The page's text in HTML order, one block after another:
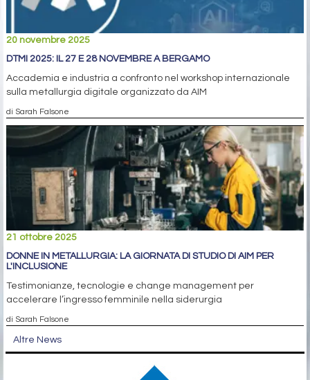
20 novembre 2025
DTMI 2025: IL 27 E 28 NOVEMBRE A BERGAMO
Accademia e industria a confronto nel workshop internazionale
sulla metallurgia digitale organizzato da AIM
di Sarah Falsone
21 ottobre 2025
DONNE IN METALLURGIA: LA GIORNATA DI STUDIO DI AIM PER
L'INCLUSIONE
Testimonianze, tecnologie e change management per
accelerare l’ingresso femminile nella siderurgia
di Sarah Falsone
Altre News